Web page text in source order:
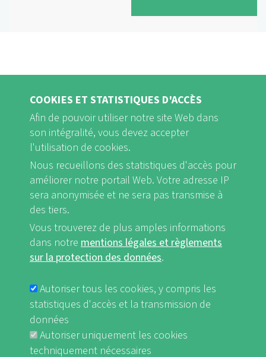
FB Youtube Instagram
FUSSBEREICHSMENÜ
Mentions légales et Règlements sur la protection des données
COOKIES ET STATISTIQUES D'ACCÈS
Afin de pouvoir utiliser notre site Web dans
son intégralité, vous devez accepter
l'utilisation de cookies.
Nous recueillons des statistiques d'accès pour
améliorer notre portail Web. Votre adresse IP
sera anonymisée et ne sera pas transmise à
des tiers.
Vous trouverez de plus amples informations
dans notre mentions légales et règlements
sur la protection des données.
Autoriser tous les cookies, y compris les
statistiques d'accès et la transmission de
données
Autoriser uniquement les cookies
techniquement nécessaires